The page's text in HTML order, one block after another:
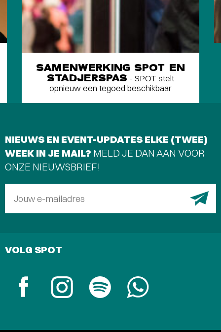
SAMENWERKING SPOT EN
STADJERSPAS - SPOT stelt
opnieuw een tegoed beschikbaar
NIEUWS EN EVENT-UPDATES ELKE (TWEE)
WEEK IN JE MAIL? MELD JE DAN AAN VOOR
ONZE NIEUWSBRIEF!
Jouw e-mailadres
VOLG SPOT